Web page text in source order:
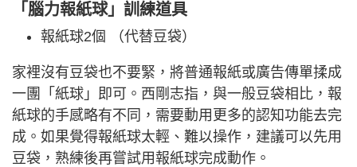
「腦力報紙球」訓練道具
報紙球2個 （代替豆袋）
家裡沒有豆袋也不要緊，將普通報紙或廣告傳單揉成
一團「紙球」即可。西剛志指，與一般豆袋相比，報
紙球的手感略有不同，需要動用更多的認知功能去完
成。如果覺得報紙球太輕、難以操作，建議可以先用
豆袋，熟練後再嘗試用報紙球完成動作。